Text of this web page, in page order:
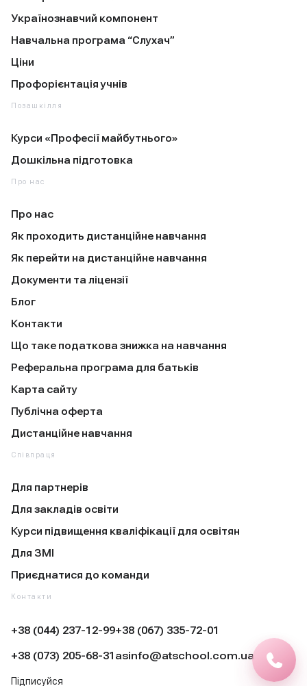
Українознавчий компонент
Навчальна програма “Слухач”
Ціни
Профорієнтація учнів
Позашкілля
Курси «Професії майбутнього»
Дошкільна підготовка
Про нас
Про нас
Як проходить дистанційне навчання
Як перейти на дистанційне навчання
Документи та ліцензії
Блог
Контакти
Що таке податкова знижка на навчання
Реферальна програма для батьків
Карта сайту
Публічна оферта
Дистанційне навчання
Співпраця
Для партнерів
Для закладів освіти
Курси підвищення кваліфікації для освітян
Для ЗМІ
Приєднатися до команди
Контакти
+38 (044) 237-12-99+38 (067) 335-72-01
+38 (073) 205-68-31 asinfo@atschool.com.ua
Підписуйся